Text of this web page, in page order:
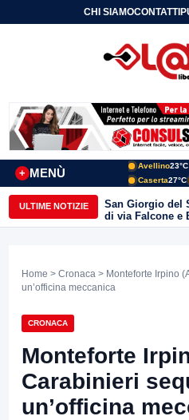
CHI SIAMOCONTATTI
MENÙ
+
Avellino23°C
Caserta27°C
ULTIME NOTIZIE
San Giorgio del
di via Falcone e
Lombardi
Home > Cronaca > Monteforte Irpino
un’officina meccanica
CRONACA
Monteforte
Carabinieri
un’officina